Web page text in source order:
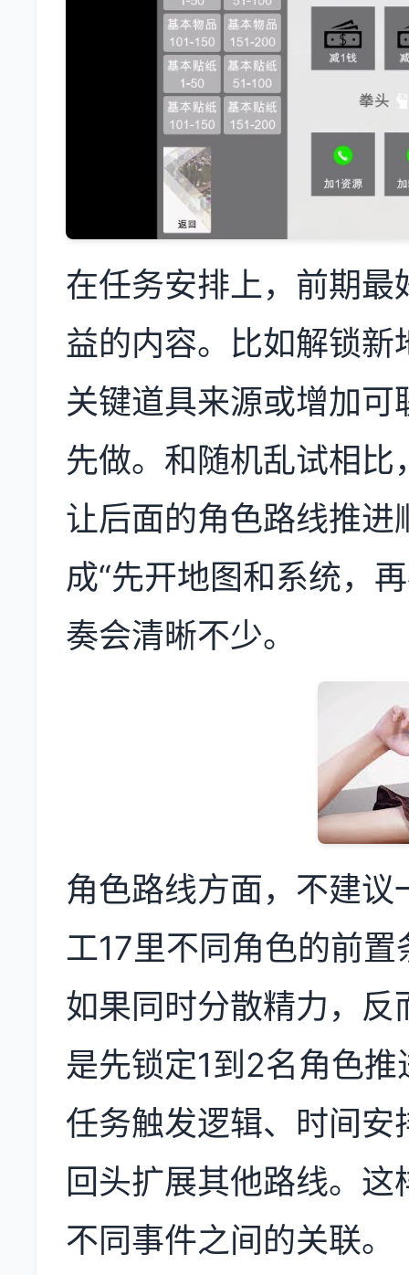
在任务安排上，前期
益的内容。比如解锁
关键道具来源或增加
先做。和随机乱试相
让后面的角色路线推
成“先开地图和系统，
奏会清晰不少。
角色路线方面，不建
工17里不同角色的前
如果同时分散精力，
是先锁定1到2名角色
任务触发逻辑、时间
回头扩展其他路线。
不同事件之间的关联。